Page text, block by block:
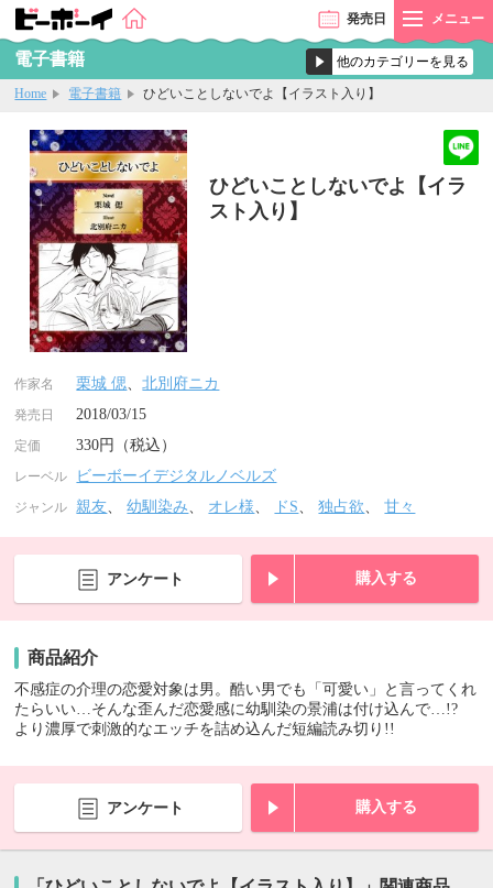
発売日 メニュー
電子書籍
Home 電子書籍 ひどいことしないでよ【イラスト入り】
ひどいことしないでよ【イラ
スト入り】
作家名 栗城 偲、北別府ニカ
発売日 2018/03/15
定価 330円（税込）
レーベル ビーボーイデジタルノベルズ
ジャンル 親友、幼馴染み、 オレ様、 ドS、独占欲、甘々
アンケート 購入する
商品紹介
不感症の介理の恋愛対象は男。酷い男でも「可愛い」と言ってくれ
たらいい…そんな歪んだ恋愛感に幼馴染の景浦は付け込んで…!?
より濃厚で刺激的なエッチを詰め込んだ短編読み切り!!
アンケート 購入する